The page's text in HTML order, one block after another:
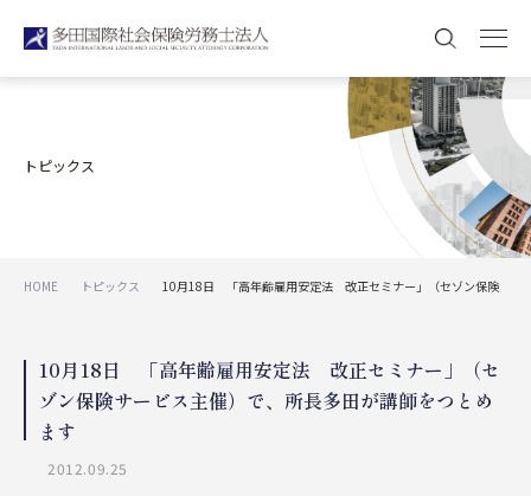
トピックス
HOME トピックス
10月18日 「高年齢雇用安定法 改正セミナー」（セゾン保険
10月18日 「高年齢雇用安定法 改正セミナー」（セ
ゾン保険サービス主催）で、所長多田が講師をつとめ
ます
2012.09.25